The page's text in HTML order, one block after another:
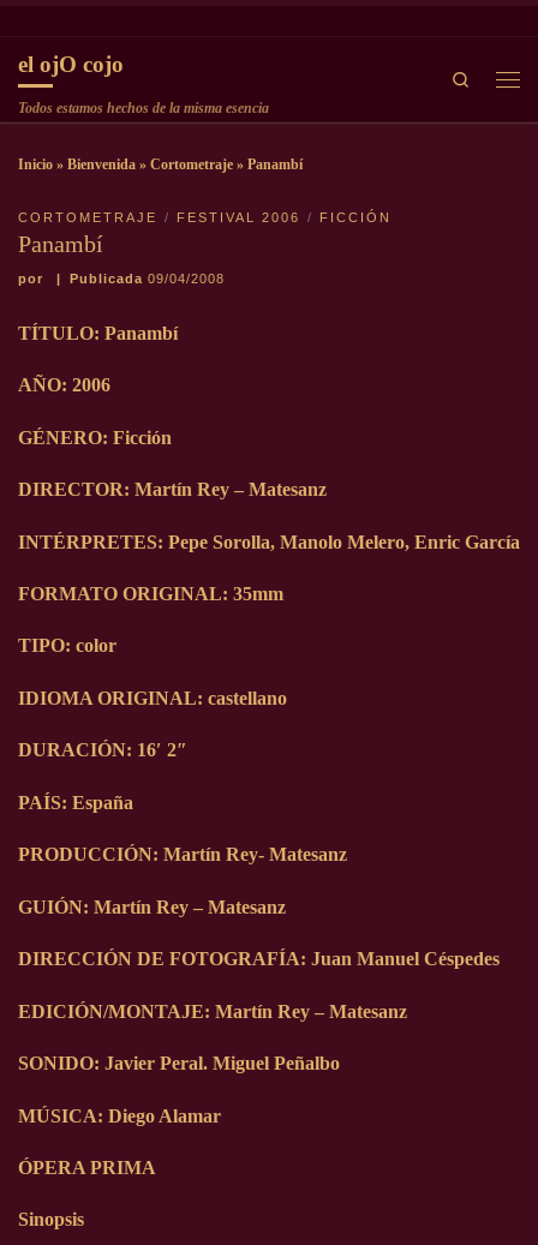
el ojO cojo
Todos estamos hechos de la misma esencia
Search
Inicio » Bienvenida » Cortometraje » Panambí
CORTOMETRAJE FESTIVAL 2006 FICCIÓN
Panambí
por | Publicada 09/04/2008
TÍTULO: Panambí
AÑO: 2006
GÉNERO: Ficción
DIRECTOR: Martín Rey – Matesanz
INTÉRPRETES: Pepe Sorolla, Manolo Melero, Enric García
FORMATO ORIGINAL: 35mm
TIPO: color
IDIOMA ORIGINAL: castellano
DURACIÓN: 16′ 2″
PAÍS: España
PRODUCCIÓN: Martín Rey- Matesanz
GUIÓN: Martín Rey – Matesanz
DIRECCIÓN DE FOTOGRAFÍA: Juan Manuel Céspedes
EDICIÓN/MONTAJE: Martín Rey – Matesanz
SONIDO: Javier Peral. Miguel Peñalbo
MÚSICA: Diego Alamar
ÓPERA PRIMA
Sinopsis